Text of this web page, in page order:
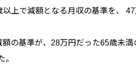
上で減額となる月収の基準を、
の基準が、28万円だった65歳未
。